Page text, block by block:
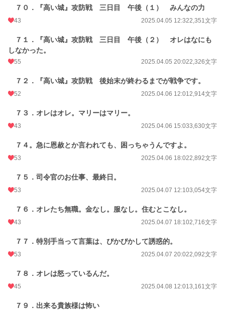
７０．『高い城』攻防戦 三日目 午後（１） みんなの力
43 2025.04.05 12:322,351文字
７１．『高い城』攻防戦 三日目 午後（２） オレはなにも
しなかった。
55 2025.04.05 20:022,326文字
７２．『高い城』攻防戦 後始末が終わるまでが戦争です。
52 2025.04.06 12:012,914文字
７３．オレはオレ。マリーはマリー。
43 2025.04.06 15:033,630文字
７４。急に恩赦とか言われても、困っちゃうんですよ。
53 2025.04.06 18:022,892文字
７５．司令官のお仕事、最終日。
53 2025.04.07 12:103,054文字
７６．オレたち無職。金なし。服なし。住むとこなし。
43 2025.04.07 18:102,716文字
７７．特別手当って言葉は、ぴかぴかして誘惑的。
53 2025.04.07 20:022,092文字
７８．オレは怒っているんだ。
45 2025.04.08 12:013,161文字
７９．出来る貴族様は怖い